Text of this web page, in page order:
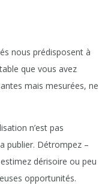
nous prédisposent à
que vous avez
mais mesurées, ne
n’est pas
publier. Détrompez –
dérisoire ou peu
opportunités.